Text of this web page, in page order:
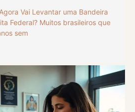
Vai Levantar uma Bandeira
Federal? Muitos brasileiros que
sem